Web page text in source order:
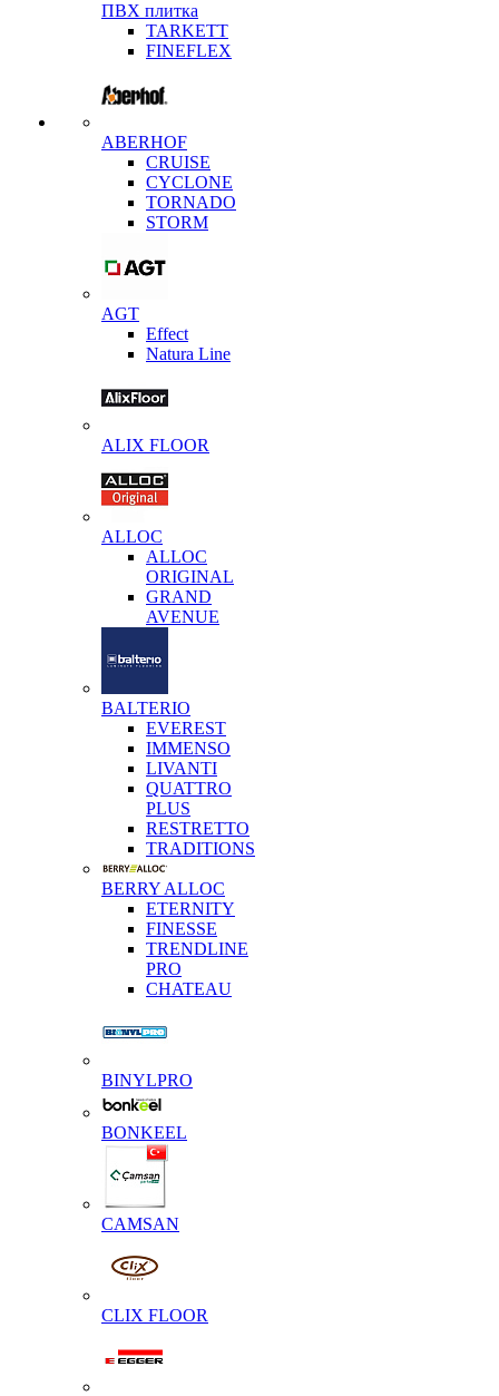
ПВХ плитка
TARKETT
FINEFLEX
ABERHOF
CRUISE
CYCLONE
TORNADO
STORM
AGT
Effect
Natura Line
ALIX FLOOR
ALLOC
ALLOC
ORIGINAL
GRAND
AVENUE
BALTERIO
EVEREST
IMMENSO
LIVANTI
QUATTRO
PLUS
RESTRETTO
TRADITIONS
BERRY ALLOC
ETERNITY
FINESSE
TRENDLINE
PRO
CHATEAU
BINYLPRO
BONKEEL
CAMSAN
CLIX FLOOR